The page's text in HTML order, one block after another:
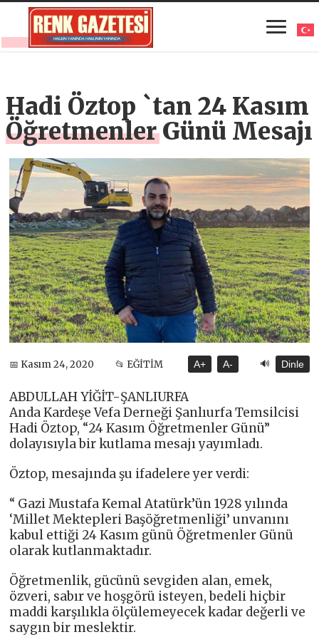
Hadi Öztop `tan 24 Kasım
Öğretmenler Günü Mesajı
📅 Kasım 24, 2020 📂 EĞİTİM A+ A- 🔊 Dinle
ABDULLAH YİĞİT-ŞANLIURFA
Anda Kardeşe Vefa Derneği Şanlıurfa Temsilcisi
Hadi Öztop, “24 Kasım Öğretmenler Günü”
dolayısıyla bir kutlama mesajı yayımladı.
Öztop, mesajında şu ifadelere yer verdi:
“ Gazi Mustafa Kemal Atatürk’ün 1928 yılında
‘Millet Mektepleri Başöğretmenliği’ unvanını
kabul ettiği 24 Kasım günü Öğretmenler Günü
olarak kutlanmaktadır.
Öğretmenlik, gücünü sevgiden alan, emek,
özveri, sabır ve hoşgörü isteyen, bedeli hiçbir
maddi karşılıkla ölçülemeyecek kadar değerli ve
saygın bir meslektir.